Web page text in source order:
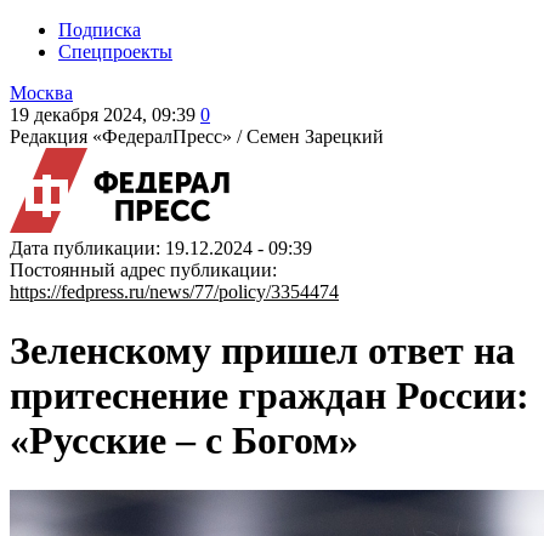
Подписка
Спецпроекты
Москва
19 декабря 2024, 09:39 0
Редакция «ФедералПресс» /Семен Зарецкий
Дата публикации: 19.12.2024 - 09:39
Постоянный адрес публикации:
https://fedpress.ru/news/77/policy/3354474
Зеленскому пришел ответ на
притеснение граждан России:
«Русские – с Богом»